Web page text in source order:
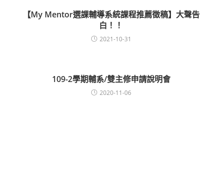
【My Mentor選課輔導系統課程推薦徵稿】大聲告
白！！
2021-10-31
109-2學期輔系/雙主修申請說明會
2020-11-06